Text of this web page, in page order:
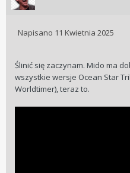
Napisano 11 Kwietnia 2025
Ślinić się zaczynam. Mido ma
wszystkie wersje Ocean Star
Worldtimer), teraz to.